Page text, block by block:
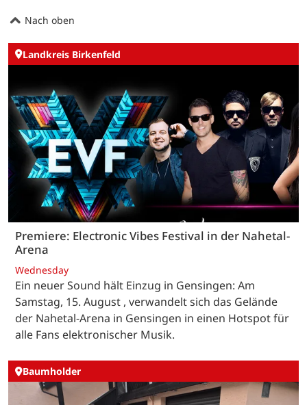
Nach oben
Landkreis Birkenfeld
Premiere: Electronic Vibes Festival in der Nahetal-
Arena
Wednesday
Ein neuer Sound hält Einzug in Gensingen: Am
Samstag, 15. August , verwandelt sich das Gelände
der Nahetal-Arena in Gensingen in einen Hotspot für
alle Fans elektronischer Musik.
Baumholder